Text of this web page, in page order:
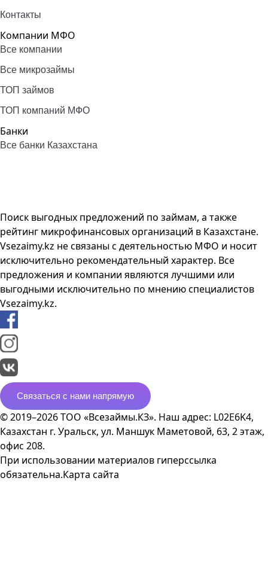
Контакты
Компании МФО
Все компании
Все микрозаймы
ТОП займов
ТОП компаний МФО
Банки
Все банки Казахстана
Поиск выгодных предложений по займам, а также
рейтинг микрофинансовых организаций в Казахстане.
Vsezaimy.kz не связаны с деятельностью МФО и носит
исключительно рекомендательный характер. Все
предложения и компании являются лучшими или
выгодными исключительно по мнению специалистов
Vsezaimy.kz.
Связаться с нами напрямую
© 2019–2026 ТОО «Всезаймы.КЗ». Наш адрес: L02E6K4,
Казахстан г. Уральск, ул. Маншук Маметовой, 63, 2 этаж,
офис 208.
При использовании материалов гиперссылка
обязательна.Карта сайта